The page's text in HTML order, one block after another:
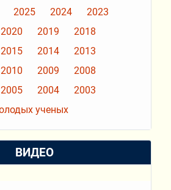
2025 2024
2023
2020 2019
2018
2015 2014
2013
2010 2009
2008
2005 2004
2003
ученых
ВИДЕО